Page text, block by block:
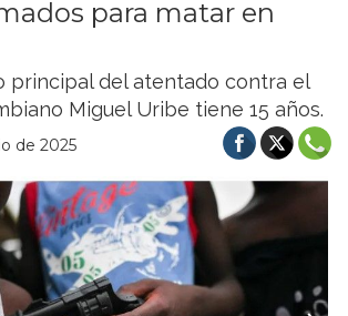
para matar en
principal del atentado contra el
Miguel Uribe tiene 15 años.
de 2025